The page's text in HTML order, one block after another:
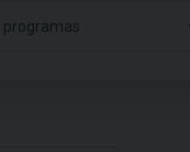
programas